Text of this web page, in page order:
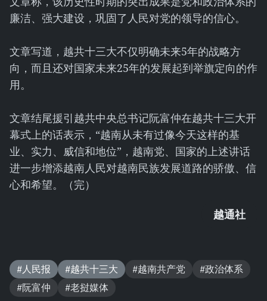
廉洁、强大建设，巩固了人民对党的领导的信心。
文章写道，越共十三大不仅明确未来5年的战略方
向，而且还对国家未来25年的发展起到举旗定向的作
用。
文章结尾援引越共中央总书记阮富仲在越共十三大开
幕式上的话表示，“越南从未有过像今天这样的基
业、实力、威信和地位”，越南党、国家的上述讲话
进一步增添越南人民对越南民族发展道路的骄傲、信
心和希望。（完）
越通社
#人民报 #越共十三大 #越南共产党
#政治体系
#阮富仲
#老挝媒体